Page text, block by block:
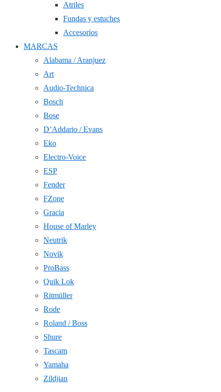
Atriles
Fundas y estuches
Accesorios
MARCAS
Alabama / Aranjuez
Art
Audio-Technica
Bosch
Bose
D’Addario / Evans
Eko
Electro-Voice
ESP
Fender
FZone
Gracia
House of Marley
Neutrik
Novik
ProBass
Quik Lok
Ritmüller
Rode
Roland / Boss
Shure
Tascam
Yamaha
Zildjian